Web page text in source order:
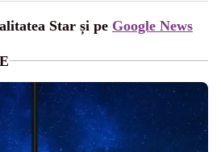
Star și pe Google News